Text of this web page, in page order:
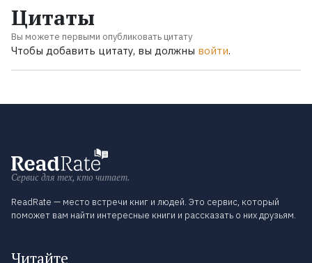
Цитаты
Вы можете первыми опубликовать цитату
Чтобы добавить цитату, вы должны войти.
Сервис для тех, кто читает.
ReadRate — место встречи книг и людей. Это сервис, который
поможет вам найти интересные книги и рассказать о них друзьям.
Читайте